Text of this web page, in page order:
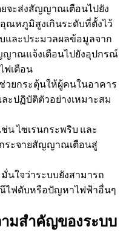
จะส่งสัญญาณเตือนไปยัง
ณหภูมิสูงเกินระดับที่ตั้งไว้
และประมวลผลข้อมูลจาก
ญาณแจ้งเตือนไปยังอุปกรณ์
ฟเตือน
ช่วยกระตุ้นให้ผู้คนในอาคาร
ะปฏิบัติตัวอย่างเหมาะสม
ช่น ไซเรนกระพริบ และ
ระจายสัญญาณเตือนสู่
นใจว่าระบบยังสามารถ
ไฟดับหรือปัญหาไฟฟ้าอื่นๆ
มสำคัญของระบบ